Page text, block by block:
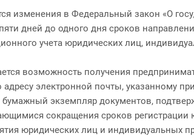
изменения в Федеральный закон «О
дней до одного дня сроков
учета юридических лиц,
возможность получения
электронной почты, указанному
бумажный экземпляр документов,
сокращения сроков регистрации
юридических лиц и индивидуальных